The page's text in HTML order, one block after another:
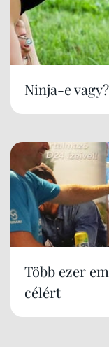
Ninja-e vagy?
Több ezer
célért